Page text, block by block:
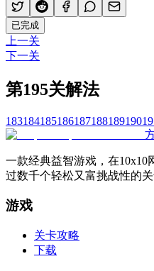
已完成
上一关
下一关
第195关解法
183184185186187188189190
一款经典益智游戏，在10x10
过数千个轻松又富挑战性的
游戏
关卡攻略
下载